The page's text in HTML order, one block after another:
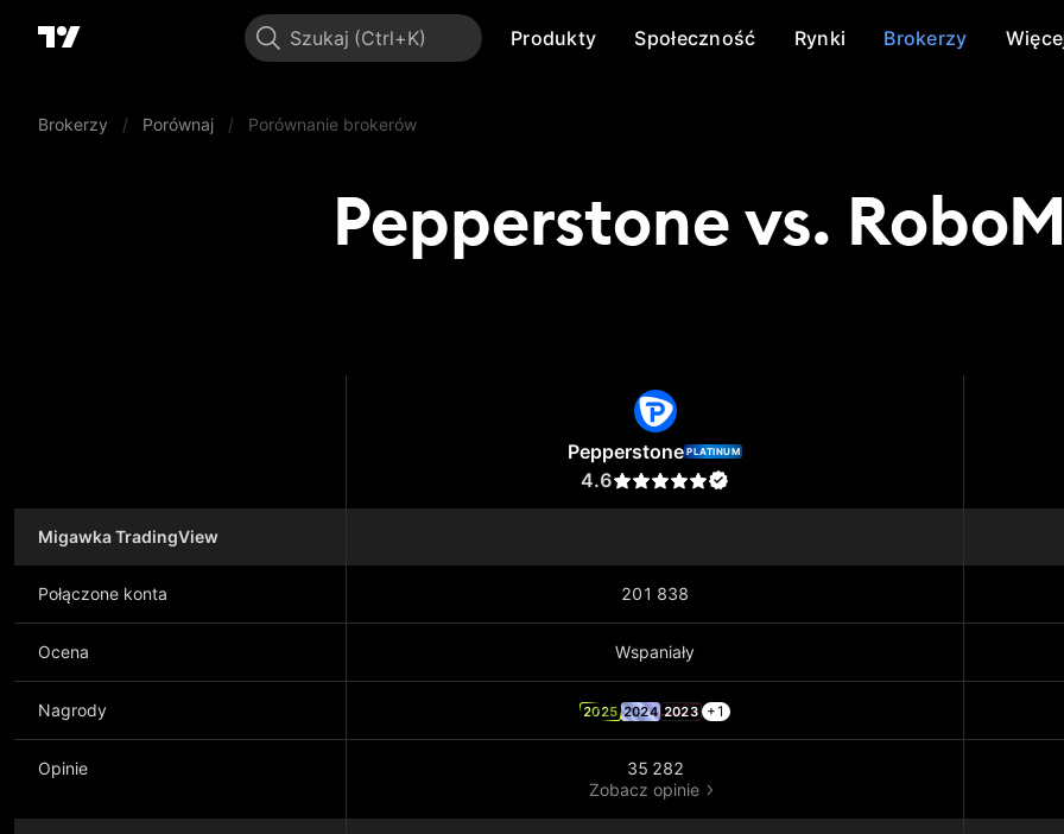
Szukaj Produkty Społeczność Rynki Brokerzy
Brokerzy / Porównaj / Porównanie brokerów
Pepperstone vs.
Pepperstone PLATINUM
4.6
Migawka TradingView
Połączone konta 201 838
Ocena Wspaniały
Nagrody 2025 2024 2023 +1
Opinie
35 282
Zobacz opinie